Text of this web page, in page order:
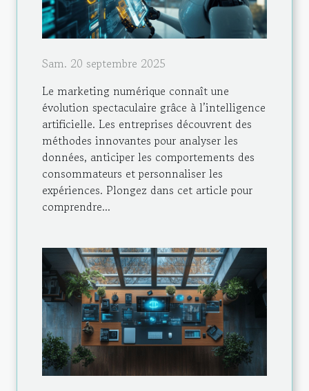
Sam. 20 septembre 2025
Le marketing numérique connaît une
évolution spectaculaire grâce à l’intelligence
artificielle. Les entreprises découvrent des
méthodes innovantes pour analyser les
données, anticiper les comportements des
consommateurs et personnaliser les
expériences. Plongez dans cet article pour
comprendre...